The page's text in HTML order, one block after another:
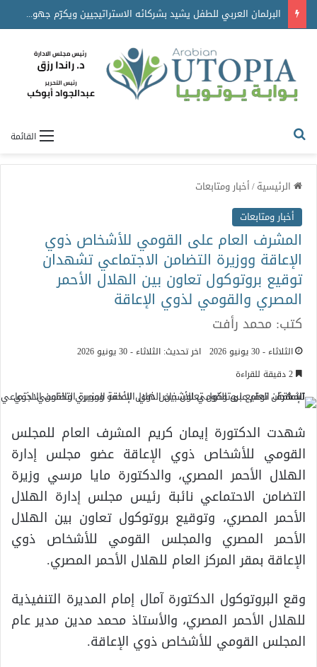
البرلمان العربي للطفل يشيد بشركائه الاستراتيجيين ويكرّم جهودهم في دعم برامجه ومبادراته
القائمة
الرئيسية/أخبار ومتابعات
أخبار ومتابعات
المشرف العام على القومي للأشخاص ذوي
الإعاقة ووزيرة التضامن الاجتماعي تشهدان
توقيع بروتوكول تعاون بين الهلال الأحمر
المصري والقومي لذوي الإعاقة
كتب: محمد رأفت
الثلاثاء - 30 يونيو 2026
اخر تحديث: الثلاثاء - 30 يونيو 2026
شهدت الدكتورة إيمان كريم المشرف العام للمجلس
القومي للأشخاص ذوي الإعاقة عضو مجلس إدارة
الهلال الأحمر المصري، والدكتورة مايا مرسي وزيرة
التضامن الاحتماعي نائبة رئيس مجلس إدارة الهلال
الأحمر المصري، وتوقيع بروتوكول تعاون بين الهلال
الأحمر المصري والمجلس القومي للأشخاص ذوي
الإعاقة بمقر المركز العام للهلال الأحمر المصري.
وقع البروتوكول الدكتورة آمال إمام المديرة التنفيذية
للهلال الأحمر المصري، والأستاذ محمد مدين مدير عام
المجلس القومي للأشخاص ذوي الإعاقة.